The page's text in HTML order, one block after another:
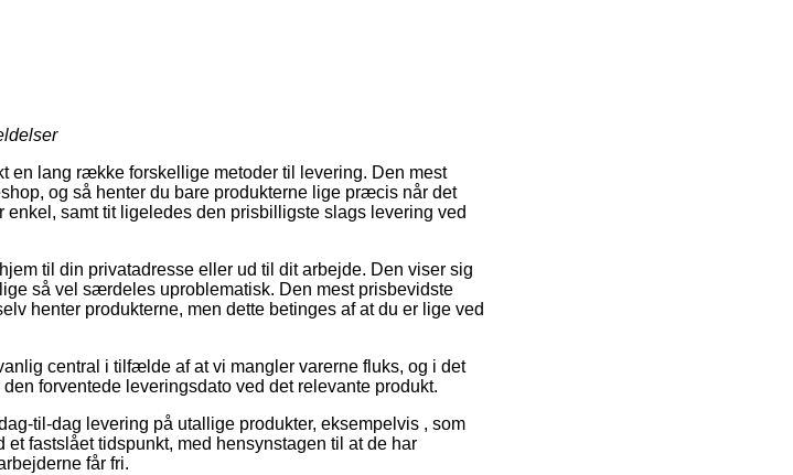
lang række forskellige metoder til levering. Den mest
og så henter du bare produkterne lige præcis når det
samt tit ligeledes den prisbilligste slags levering ved
til din privatadresse eller ud til dit arbejde. Den viser sig
så vel særdeles uproblematisk. Den mest prisbevidste
henter produkterne, men dette betinges af at du er lige ved
central i tilfælde af at vi mangler varerne fluks, og i det
forventede leveringsdato ved det relevante produkt.
til-dag levering på utallige produkter, eksempelvis , som
fastslået tidspunkt, med hensynstagen til at de har
får fri.